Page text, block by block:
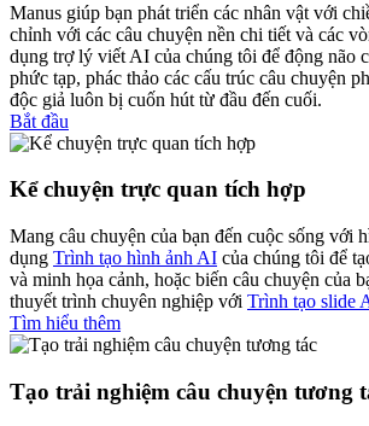
Manus giúp bạn phát triển các nhân vật với
chỉnh với các câu chuyện nền chi tiết và các
dụng trợ lý viết AI của chúng tôi để động não
phức tạp, phác thảo các cấu trúc câu chuyện
độc giả luôn bị cuốn hút từ đầu đến cuối.
Bắt đầu
Kể chuyện trực quan tích hợp
Mang câu chuyện của bạn đến cuộc sống với
dụng Trình tạo hình ảnh AI của chúng tôi để
và minh họa cảnh, hoặc biến câu chuyện của
thuyết trình chuyên nghiệp với Trình tạo slide
Tìm hiểu thêm
Tạo trải nghiệm câu chuyện tương